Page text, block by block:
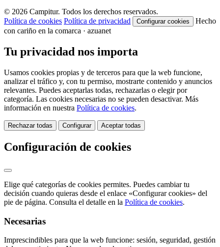
© 2026 Campitur. Todos los derechos reservados.
Política de cookies Política de privacidad Configurar cookies
Hecho
con cariño en la comarca · azuanet
Tu privacidad nos importa
Usamos cookies propias y de terceros para que la web funcione,
analizar el tráfico y, con tu permiso, mostrarte contenido y anuncios
relevantes. Puedes aceptarlas todas, rechazarlas o elegir por
categoría. Las cookies necesarias no se pueden desactivar. Más
información en nuestra Política de cookies.
Rechazar todas Configurar Aceptar todas
Configuración de cookies
Elige qué categorías de cookies permites. Puedes cambiar tu
decisión cuando quieras desde el enlace «Configurar cookies» del
pie de página. Consulta el detalle en la Política de cookies.
Necesarias
Imprescindibles para que la web funcione: sesión, seguridad, gestión